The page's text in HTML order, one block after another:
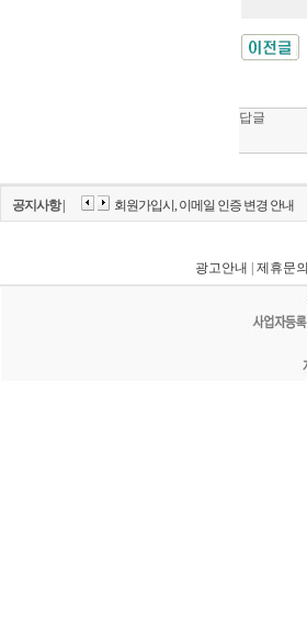
답글
공지사항 | 회원가입시, 이메일 인증 변경 안내
광고안내 제휴문의